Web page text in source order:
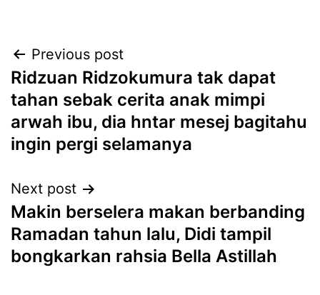
Post
navigation
Previous post
Ridzuan Ridzokumura tak dapat
tahan sebak cerita anak mimpi
arwah ibu, dia hntar mesej bagitahu
ingin pergi selamanya
Next post
Makin berselera makan berbanding
Ramadan tahun lalu, Didi tampil
bongkarkan rahsia Bella Astillah